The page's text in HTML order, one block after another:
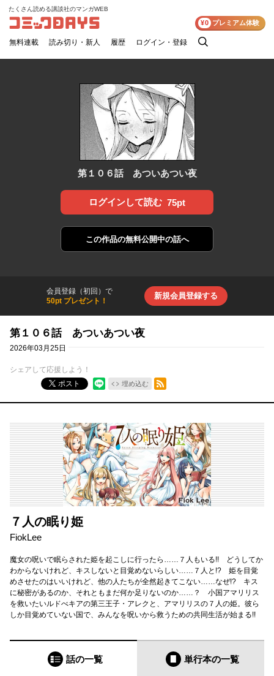
コミックDAYS
たくさん読める講談社のマンガWEB
無料連載 読み切り・新人 履歴 ログイン・登録
検
¥0 プレミアム体験
第１０６話 あついあつい夜
ログインして読む 75pt
この作品の無料公開中の話へ
会員登録（初回）で
50pt プレゼント！
新規会員登録する
第１０６話 あついあつい夜
2026年03月25日
シェアして応援しよう！
ポスト
埋め込む
RSSフィード
７人の眠り姫
FiokLee
魔女の呪いで眠らされた姫を起こしに行ったら……７人もいる!! どうしてか
わからないけれど、キスしないと目覚めないらしい……７人と!? 姫を目覚
めさせたのはいいけれど、他の人たちが全然起きてこない……なぜ!? キス
に秘密があるのか、それともまだ何か足りないのか……？ 小国アマリリス
を救いたいルドべキアの第三王子・アレクと、アマリリスの７人の姫。彼ら
しか目覚めていない国で、みんなを呪いから救うための共同生活が始まる!!
話の一覧 単行本の一覧